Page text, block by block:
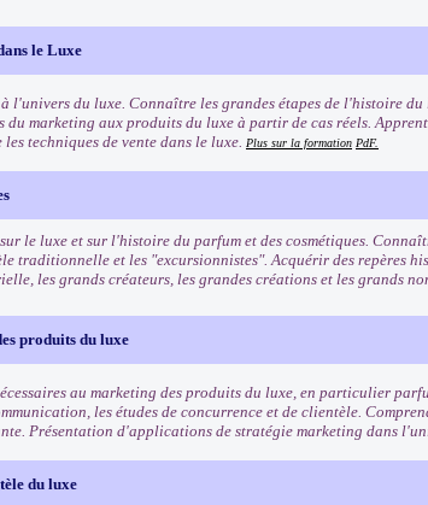
le Luxe
du luxe. Connaître les grandes étapes de l'histoire du
marketing aux produits du luxe à partir de cas réels.
techniques de vente dans le luxe. Plus sur la formation PdF.
le luxe et sur l'histoire du parfum et des cosmétiques.
traditionnelle et les "excursionnistes". Acquérir des repères
les grands créateurs, les grandes créations et les grands
produits du luxe
au marketing des produits du luxe, en particulier
les études de concurrence et de clientèle.
Présentation d'applications de stratégie marketing dans
du luxe